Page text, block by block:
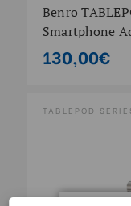
Benro
Smartphone
130,00€
TABLEPOD